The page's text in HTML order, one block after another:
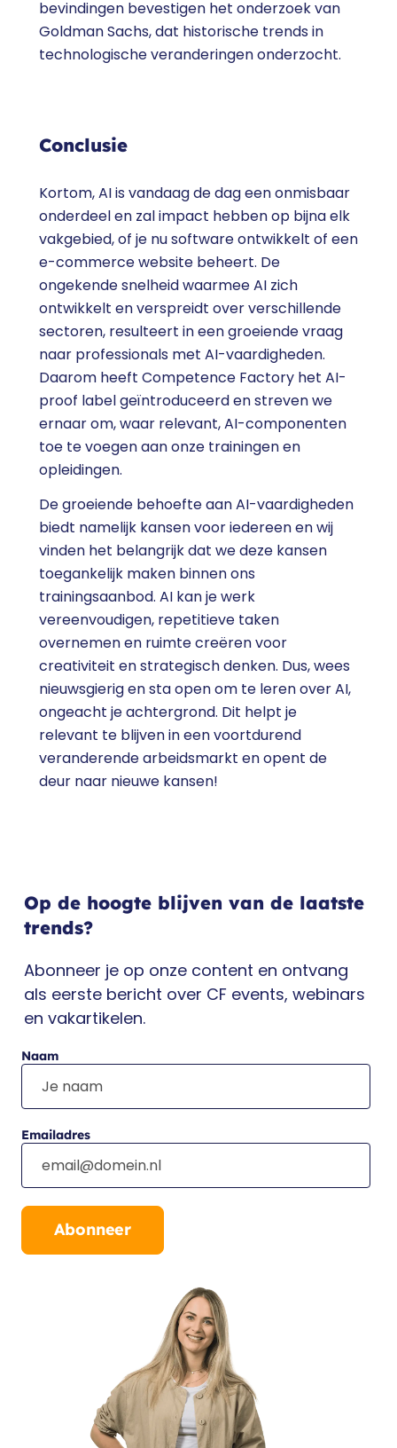
bevindingen bevestigen het onderzoek van
Goldman Sachs, dat historische trends in
technologische veranderingen onderzocht.
Conclusie
Kortom, AI is vandaag de dag een onmisbaar
onderdeel en zal impact hebben op bijna elk
vakgebied, of je nu software ontwikkelt of een
e-commerce website beheert. De
ongekende snelheid waarmee AI zich
ontwikkelt en verspreidt over verschillende
sectoren, resulteert in een groeiende vraag
naar professionals met AI-vaardigheden.
Daarom heeft Competence Factory het AI-
proof label geïntroduceerd en streven we
ernaar om, waar relevant, AI-componenten
toe te voegen aan onze trainingen en
opleidingen.
De groeiende behoefte aan AI-vaardigheden
biedt namelijk kansen voor iedereen en wij
vinden het belangrijk dat we deze kansen
toegankelijk maken binnen ons
trainingsaanbod. AI kan je werk
vereenvoudigen, repetitieve taken
overnemen en ruimte creëren voor
creativiteit en strategisch denken. Dus, wees
nieuwsgierig en sta open om te leren over AI,
ongeacht je achtergrond. Dit helpt je
relevant te blijven in een voortdurend
veranderende arbeidsmarkt en opent de
deur naar nieuwe kansen!
Op de hoogte blijven van de laatste
trends?
Abonneer je op onze content en ontvang
als eerste bericht over CF events, webinars
en vakartikelen.
Naam
Emailadres
Abonneer